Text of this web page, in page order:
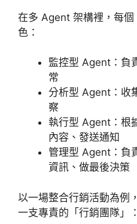
在多 Agent 架構裡，每
色：
監控型 Agent：負
常
分析型 Agent：收
察
執行型 Agent：根
內容、發送通知
管理型 Agent：負
資訊、做最後決策
以一場整合行銷活動為例
一支專責的「行銷團隊」：